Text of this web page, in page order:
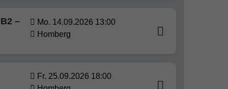
–
Mo. 14.09.2026 13:00
Homberg
Fr. 25.09.2026 18:00